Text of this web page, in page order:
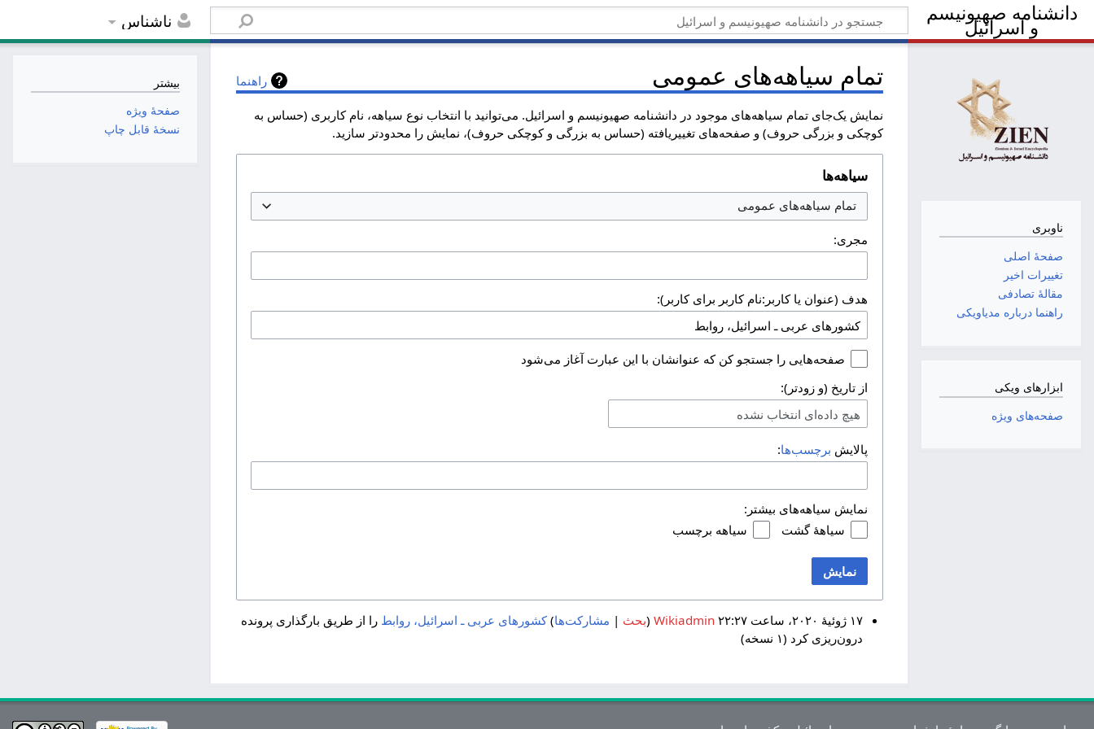
ناشناس دانشنامه صهیونیسم
و اسرائیل
راهنما تمام سیاهه‌های عمومی
نمایش یک‌جای تمام سیاهه‌های موجود در دانشنامه صهیونیسم و اسرائیل. می‌توانید با انتخاب نوع سیاهه، نام کاربری (حساس به
کوچکی و بزرگی حروف) و صفحه‌های تغییریافته (حساس به بزرگی و کوچکی حروف)، نمایش را محدودتر سازید.
سیاهه‌ها
تمام سیاهه‌های عمومی
مجری:
هدف (عنوان یا کاربر:نام کاربر برای کاربر):
صفحه‌هایی را جستجو کن که عنوانشان با این عبارت آغاز می‌شود
از تاریخ (و زودتر):
هیچ داده‌ای انتخاب نشده
پالایش برچسب‌ها:
نمایش سیاهه‌های بیشتر:
سیاههٔ گشت
سیاهه برچسب
نمایش
Wikiadmin بحث مشارکت‌ها کشورهای عربی ـ اسرائیل، روابط را از طریق بارگذاری پرونده
درون‌ریزی کرد (۱ نسخه)
ناوبری
صفحهٔ اصلی
تغییرات اخیر
مقالهٔ تصادفی
راهنما درباره مدیاویکی
ابزارهای ویکی
صفحه‌های ویژه
بیشتر
صفحهٔ ویژه
نسخهٔ قابل چاپ